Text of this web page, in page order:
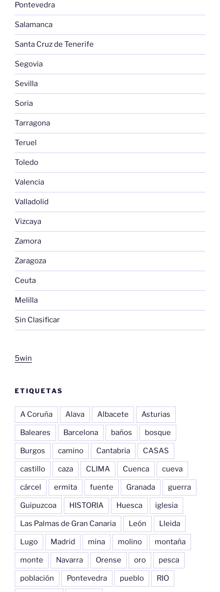
Pontevedra
Salamanca
Santa Cruz de Tenerife
Segovia
Sevilla
Soria
Tarragona
Teruel
Toledo
Valencia
Valladolid
Vizcaya
Zamora
Zaragoza
Ceuta
Melilla
Sin Clasificar
5win
ETIQUETAS
A Coruña Alava Albacete Asturias
Baleares Barcelona baños bosque
Burgos camino Cantabria CASAS
castillo caza CLIMA Cuenca cueva
cárcel ermita fuente Granada guerra
Guipuzcoa HISTORIA Huesca iglesia
Las Palmas de Gran Canaria León Lleida
Lugo Madrid mina molino montaña
monte Navarra Orense oro pesca
población Pontevedra pueblo RIO